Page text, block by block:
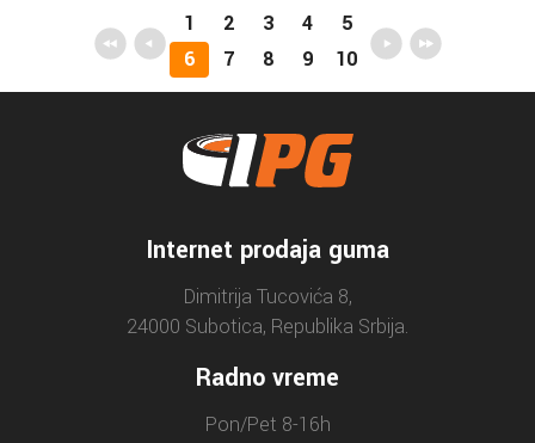
1 2 3 4
5
6
7 8 9 10
Internet prodaja guma
Dimitrija Tucovića 8,
24000 Subotica, Republika Srbija.
Radno vreme
Pon/Pet 8-16h